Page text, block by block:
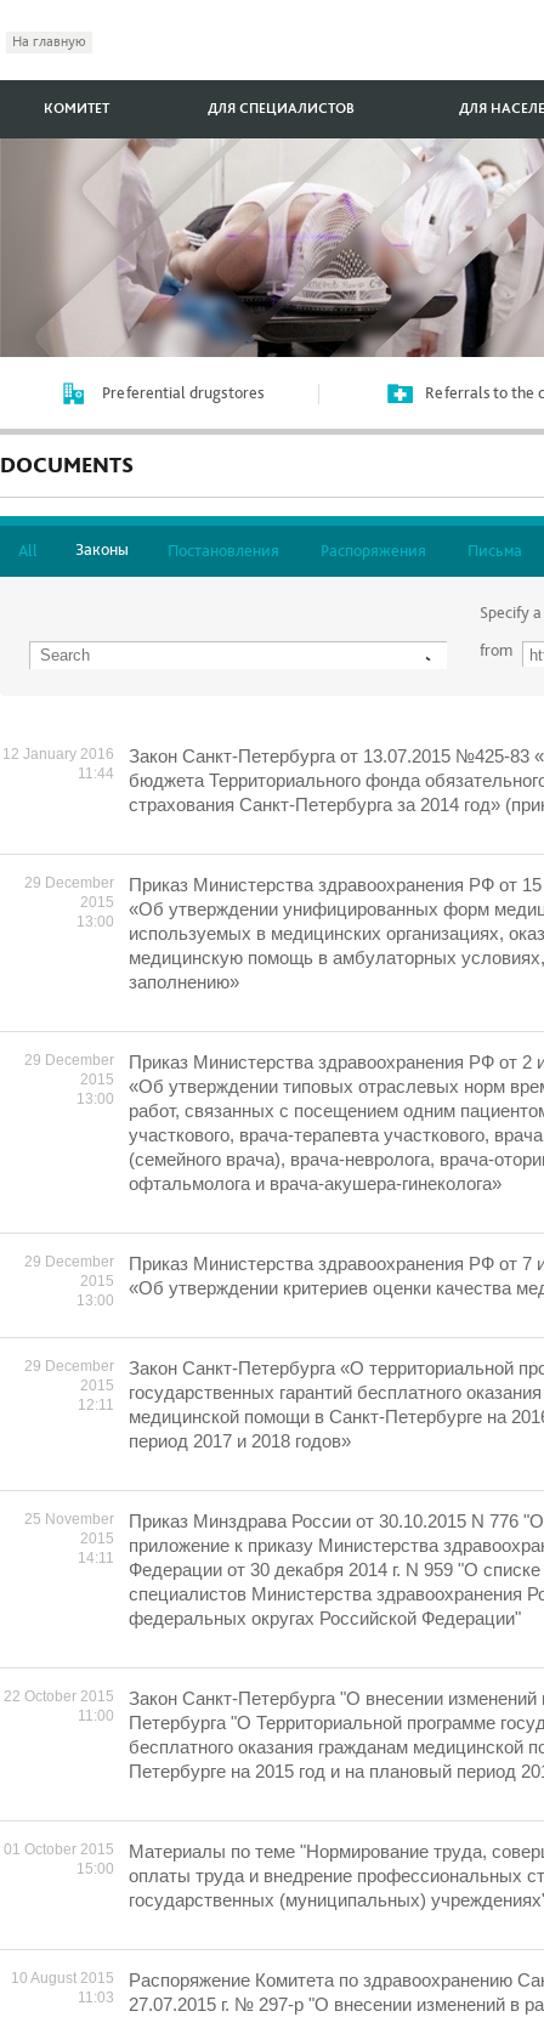
На главную
КОМИТЕТ ДЛЯ СПЕЦИАЛИСТОВ ДЛЯ
Preferential drugstores Referrals to the
DOCUMENTS
All Законы Постановления Распоряжения Письма
Specify
from
12 January 2016
11:44
Закон Санкт-Петербурга от 13.07.2015 №425-83
бюджета Территориального фонда
страхования Санкт-Петербурга за 2014 год»
29 December
2015
13:00
Приказ Министерства здравоохранения РФ от
«Об утверждении унифицированных форм
используемых в медицинских организациях,
медицинскую помощь в амбулаторных
заполнению»
29 December
2015
13:00
Приказ Министерства здравоохранения РФ от 2
«Об утверждении типовых отраслевых норм
работ, связанных с посещением одним
участкового, врача-терапевта участкового,
(семейного врача), врача-невролога, врача-
офтальмолога и врача-акушера-гинеколога»
29 December
2015
13:00
Приказ Министерства здравоохранения РФ от 7
«Об утверждении критериев оценки качества
29 December
2015
12:11
Закон Санкт-Петербурга «О территориальной
государственных гарантий бесплатного
медицинской помощи в Санкт-Петербурге на
период 2017 и 2018 годов»
25 November
2015
14:11
Приказ Минздрава России от 30.10.2015 N 776
приложение к приказу Министерства
Федерации от 30 декабря 2014 г. N 959 "О
специалистов Министерства здравоохранения
федеральных округах Российской Федерации"
22 October 2015
11:00
Закон Санкт-Петербурга "О внесении изменений
Петербурга "О Территориальной программе
бесплатного оказания гражданам медицинской
Петербурге на 2015 год и на плановый период
01 October 2015
15:00
Материалы по теме "Нормирование труда,
оплаты труда и внедрение профессиональных
государственных (муниципальных)
10 August 2015
11:03
Распоряжение Комитета по здравоохранению
27.07.2015 г. № 297-р "О внесении изменений в